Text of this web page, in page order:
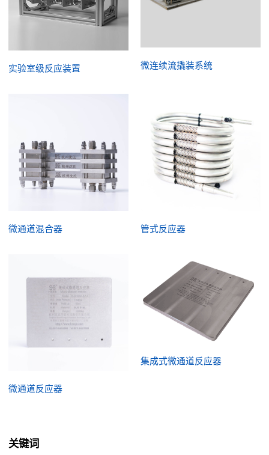
实验室级反应装置 微连续流撬装系统
微通道混合器 管式反应器
微通道反应器
集成式微通道反应器
关键词